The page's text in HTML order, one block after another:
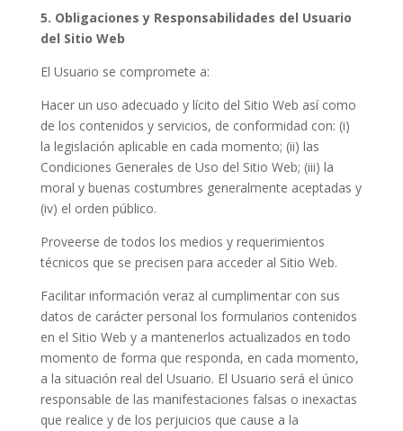
5. Obligaciones y Responsabilidades del Usuario
del Sitio Web
El Usuario se compromete a:
Hacer un uso adecuado y lícito del Sitio Web así como
de los contenidos y servicios, de conformidad con: (i)
la legislación aplicable en cada momento; (ii) las
Condiciones Generales de Uso del Sitio Web; (iii) la
moral y buenas costumbres generalmente aceptadas y
(iv) el orden público.
Proveerse de todos los medios y requerimientos
técnicos que se precisen para acceder al Sitio Web.
Facilitar información veraz al cumplimentar con sus
datos de carácter personal los formularios contenidos
en el Sitio Web y a mantenerlos actualizados en todo
momento de forma que responda, en cada momento,
a la situación real del Usuario. El Usuario será el único
responsable de las manifestaciones falsas o inexactas
que realice y de los perjuicios que cause a la